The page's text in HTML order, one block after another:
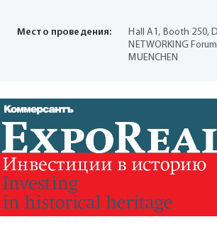
Место проведения:
Hall A1, Booth 250,
NETWORKING
MUENCHEN